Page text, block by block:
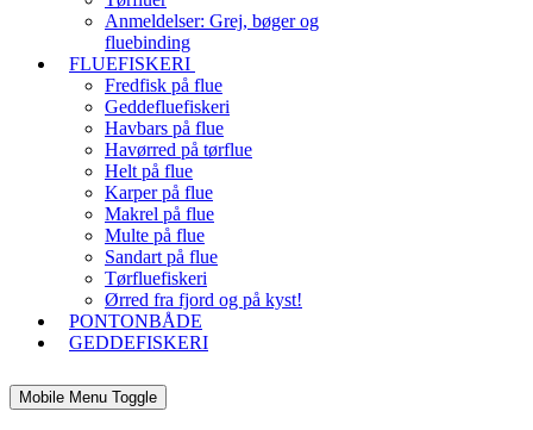
Anmeldelser: Grej, bøger og
fluebinding
FLUEFISKERI
Fredfisk på flue
Geddefluefiskeri
Havbars på flue
Havørred på tørflue
Helt på flue
Karper på flue
Makrel på flue
Multe på flue
Sandart på flue
Tørfluefiskeri
Ørred fra fjord og på kyst!
PONTONBÅDE
GEDDEFISKERI
Mobile Menu Toggle